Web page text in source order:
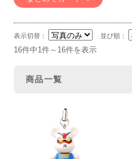
表示切替： 並び順：
16件中1件～16件を表示
商品一覧